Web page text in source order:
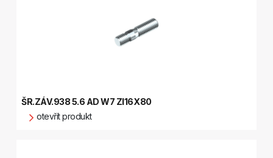
ŠR.ZÁV.938 5.6 AD W7 ZI16X80
otevřít produkt